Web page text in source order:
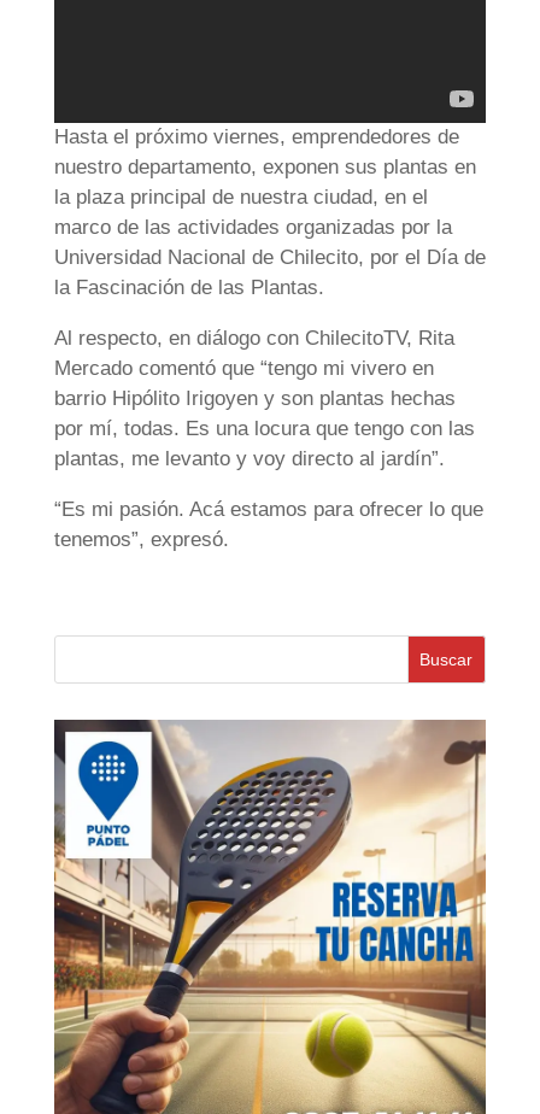
Hasta el próximo viernes, emprendedores de
nuestro departamento, exponen sus plantas en
la plaza principal de nuestra ciudad, en el
marco de las actividades organizadas por la
Universidad Nacional de Chilecito, por el Día de
la Fascinación de las Plantas.
Al respecto, en diálogo con ChilecitoTV, Rita
Mercado comentó que “tengo mi vivero en
barrio Hipólito Irigoyen y son plantas hechas
por mí, todas. Es una locura que tengo con las
plantas, me levanto y voy directo al jardín”.
“Es mi pasión. Acá estamos para ofrecer lo que
tenemos”, expresó.
Buscar